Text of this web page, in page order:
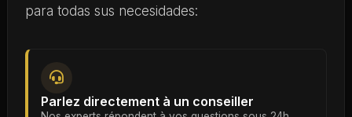
para todas sus necesidades:
Parlez directement à un conseiller